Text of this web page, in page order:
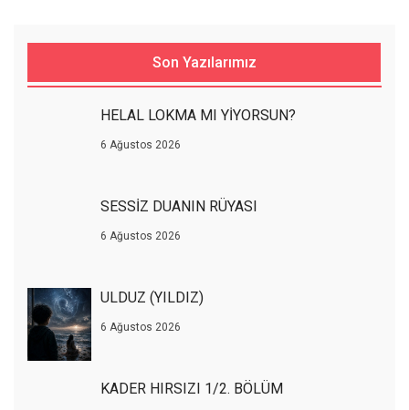
Son Yazılarımız
HELAL LOKMA MI YİYORSUN?
6 Ağustos 2026
SESSİZ DUANIN RÜYASI
6 Ağustos 2026
ULDUZ (YILDIZ)
6 Ağustos 2026
KADER HIRSIZI 1/2. BÖLÜM